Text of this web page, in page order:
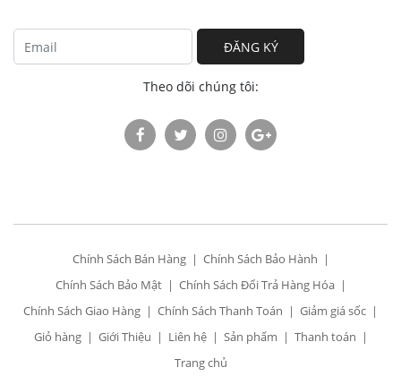
ĐĂNG KÝ
Theo dõi chúng tôi:
Chính Sách Bán Hàng
Chính Sách Bảo Hành
Chính Sách Bảo Mật
Chính Sách Đổi Trả Hàng Hóa
Chính Sách Giao Hàng
Chính Sách Thanh Toán
Giảm giá sốc
Giỏ hàng
Giới Thiệu Liên hệ Sản phẩm
Thanh toán
Trang chủ